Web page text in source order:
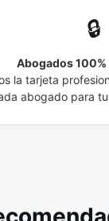
🔒
Abogados
la tarjeta
abogado para